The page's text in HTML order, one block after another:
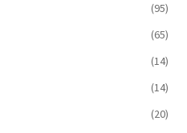
(95)
(65)
(14)
(14)
(20)